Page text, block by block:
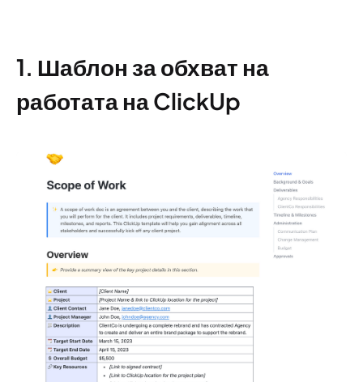
1. Шаблон за обхват на
работата на ClickUp